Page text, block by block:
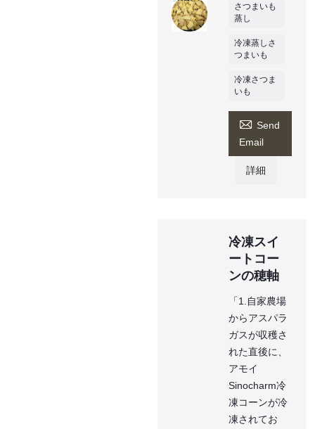
さつまいも
蒸し
冷凍蒸しさ
つまいも
冷凍さつま
いも
 Send
Email
詳細
冷凍スイ
ートコー
ンの穂軸
「1.自家農場
からアスパラ
ガスが収穫さ
れた直後に、
アモイ
Sinocharm冷
凍コーンが冷
凍されてお